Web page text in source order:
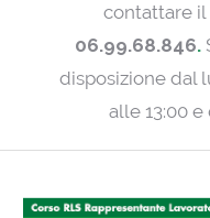
contattare il
06.99.68.846.
disposizione dal
alle 13:00 e